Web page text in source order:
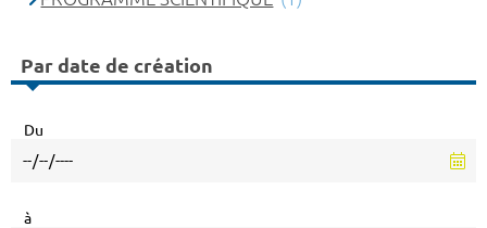
Par date de création
Du
à